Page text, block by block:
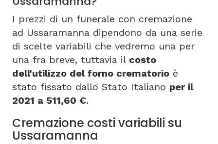
I prezzi di un funerale con cremazione
ad Ussaramanna dipendono da una serie
di scelte variabili che vedremo una per
una fra breve, tuttavia il costo
dell'utilizzo del forno crematorio è
stato fissato dallo Stato Italiano per il
2021 a 511,60 €.
Cremazione costi variabili su
Ussaramanna